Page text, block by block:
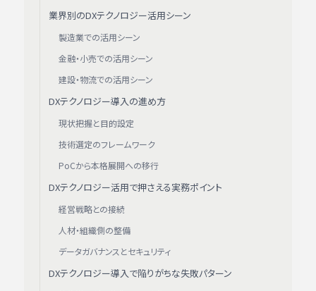
業界別のDXテクノロジー活用シーン
製造業での活用シーン
金融・小売での活用シーン
建設・物流での活用シーン
DXテクノロジー導入の進め方
現状把握と目的設定
技術選定のフレームワーク
PoCから本格展開への移行
DXテクノロジー活用で押さえる実務ポイント
経営戦略との接続
人材・組織側の整備
データガバナンスとセキュリティ
DXテクノロジー導入で陥りがちな失敗パターン